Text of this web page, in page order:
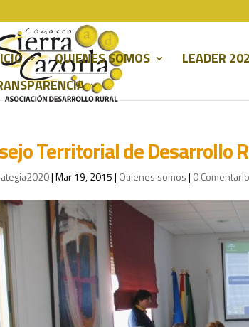
QUIENES SOMOS LEADER
Territorial de Desarrollo
|Mar 19, 2015| Quienes somos| 0